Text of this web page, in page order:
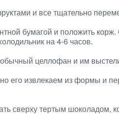
и все тщательно
бумагой и положить корж.
на 4-6 часов.
целлофан и им
его извлекаем из формы и
сверху тертым шоколадом,